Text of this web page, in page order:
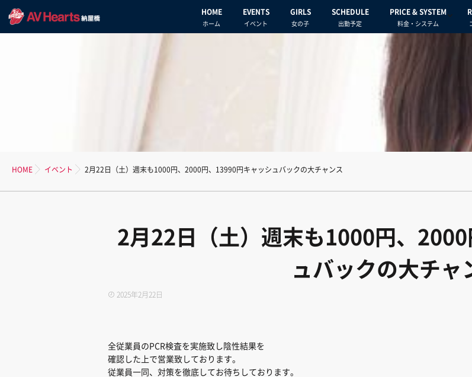
HOME
ホーム
EVENTS
イベント
GIRLS
女の子
SCHEDULE
出勤予定
PRICE & SYSTEM
料金・システム
HOME イベント 2月22日（土）週末も1000円、2000円、13990円キャッシュバックの大チャンス
2月22日（土）週末も1000円、
ュバックの大チャ
2025年2月22日
全従業員のPCR検査を実施致し陰性結果を
確認した上で営業致しております。
従業員一同、対策を徹底してお待ちしております。